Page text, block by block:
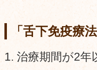
「舌下免疫療
治療期間が2年